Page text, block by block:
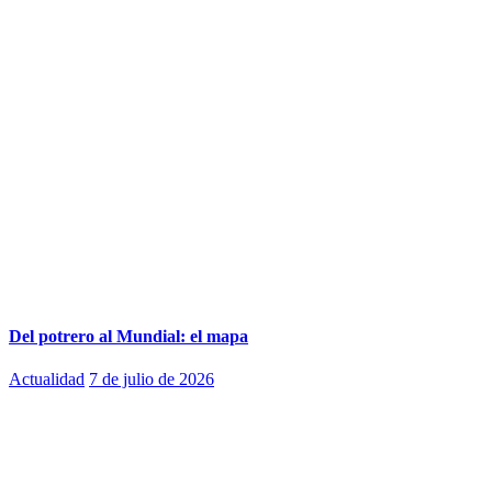
Del potrero al Mundial: el mapa
Actualidad 7 de julio de 2026